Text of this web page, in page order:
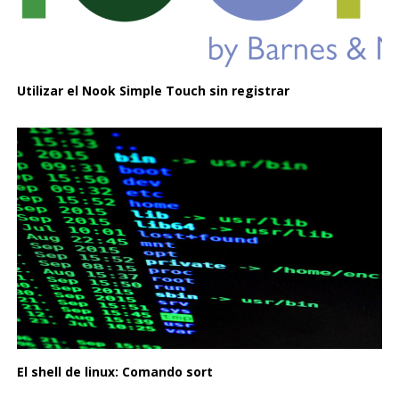
Utilizar el Nook Simple Touch sin registrar
El shell de linux: Comando sort